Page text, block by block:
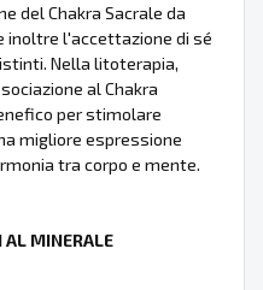
del Chakra Sacrale da
l'accettazione di sé
Nella litoterapia,
al Chakra
per stimolare
migliore espressione
tra corpo e mente.
AL MINERALE